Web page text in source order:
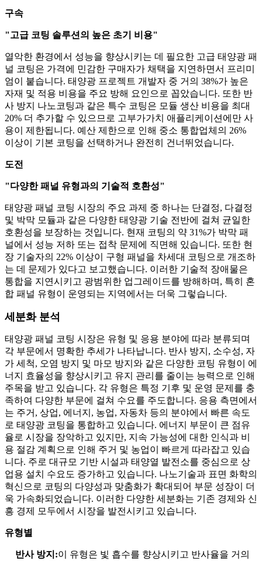
구속
"고급 코팅 솔루션의 높은 초기 비용"
열악한 환경에서 성능을 향상시키는 데 필요한 고급 태양광 패
널 코팅은 가격에 민감한 구매자가 채택을 지연하면서 프리미
엄이 붙습니다. 태양광 프로젝트 개발자 중 거의 38%가 높은
자재 및 적용 비용을 주요 방해 요인으로 꼽았습니다. 또한 반
사 방지 나노코팅과 같은 특수 코팅은 모듈 생산 비용을 최대
20% 더 추가할 수 있으므로 고부가가치 애플리케이션에만 사
용이 제한됩니다. 예산 제한으로 인해 중소 통합업체의 26%
이상이 기본 코팅을 선택하거나 완전히 건너뛰었습니다.
도전
"다양한 패널 유형과의 기술적 호환성"
태양광 패널 코팅 시장의 주요 과제 중 하나는 단결정, 다결정
및 박막 모듈과 같은 다양한 태양광 기술 전반에 걸쳐 균일한
호환성을 보장하는 것입니다. 현재 코팅의 약 31%가 박막 패
널에서 성능 저하 또는 접착 문제에 직면해 있습니다. 또한 현
장 기술자의 22% 이상이 구형 패널을 차세대 코팅으로 개조하
는 데 문제가 있다고 보고했습니다. 이러한 기술적 장애물은
통합을 지연시키고 광범위한 업그레이드를 방해하며, 특히 혼
합 패널 유형이 운영되는 지역에서는 더욱 그렇습니다.
세분화 분석
태양광 패널 코팅 시장은 유형 및 응용 분야에 따라 분류되며
각 부문에서 명확한 추세가 나타납니다. 반사 방지, 소수성, 자
가 세척, 오염 방지 및 마모 방지와 같은 다양한 코팅 유형이 에
너지 효율성을 향상시키고 유지 관리를 줄이는 능력으로 인해
주목을 받고 있습니다. 각 유형은 특정 기후 및 운영 문제를 충
족하여 다양한 부문에 걸쳐 수요를 주도합니다. 응용 측면에서
는 주거, 상업, 에너지, 농업, 자동차 등의 분야에서 빠른 속도
로 태양광 코팅을 통합하고 있습니다. 에너지 부문이 큰 점유
율로 시장을 장악하고 있지만, 지속 가능성에 대한 인식과 비
용 절감 계획으로 인해 주거 및 농업이 빠르게 따라잡고 있습
니다. 주로 대규모 기반 시설과 태양열 발전소를 중심으로 상
업용 설치 수요도 증가하고 있습니다. 나노기술과 표면 화학의
혁신으로 코팅의 다양성과 맞춤화가 확대되어 부문 성장이 더
욱 가속화되었습니다. 이러한 다양한 세분화는 기존 경제와 신
흥 경제 모두에서 시장을 발전시키고 있습니다.
유형별
반사 방지:이 유형은 빛 흡수를 향상시키고 반사율을 거의